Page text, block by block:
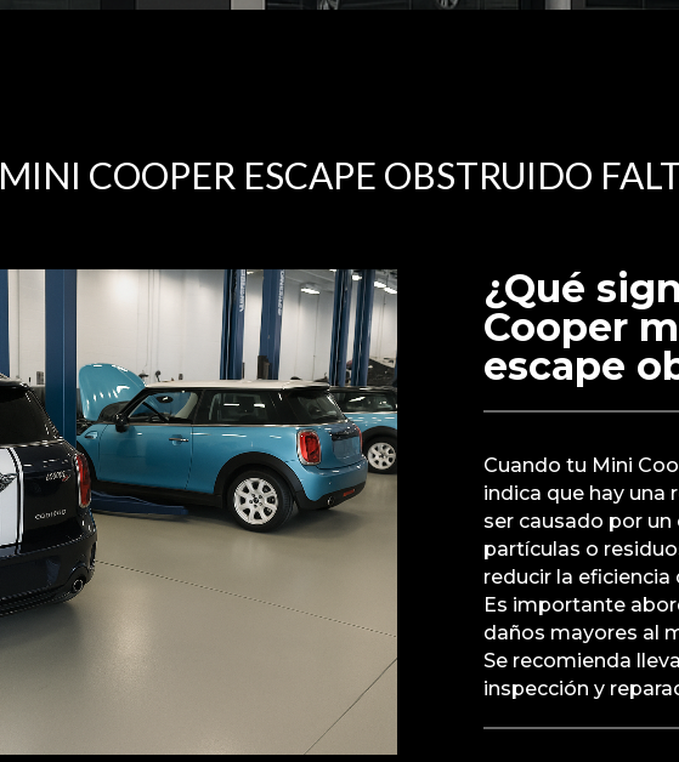
MINI COOPER ESCAPE OBSTRUIDO
¿Qué
Cooper
escape
Cuando tu Mini
indica que hay una
ser causado por
partículas o
reducir la
Es importante
daños mayores al
Se recomienda
inspección y